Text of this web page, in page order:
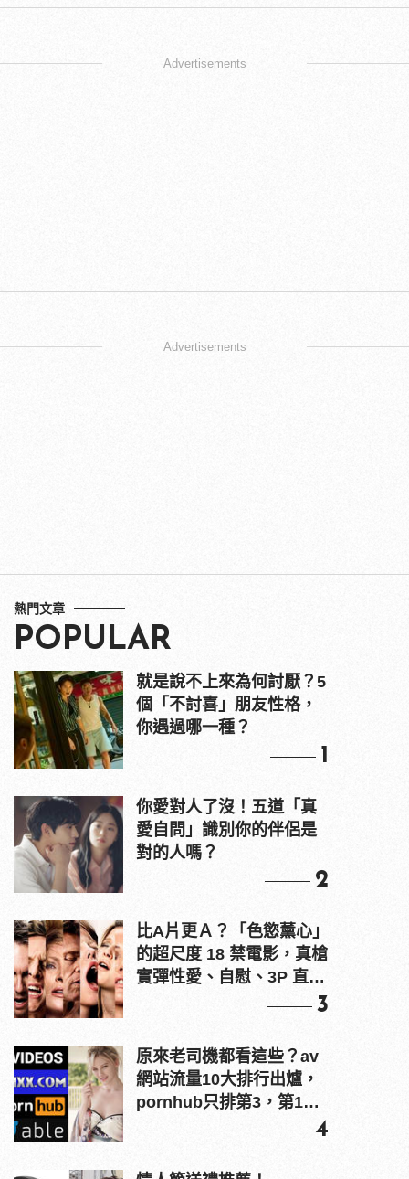
Advertisements
Advertisements
熱門文章
POPULAR
就是說不上來為何討厭？5
個「不討喜」朋友性格，
你遇過哪一種？
1
你愛對人了沒！五道「真
愛自問」識別你的伴侶是
對的人嗎？
2
比A片更Ａ？「色慾薰心」
的超尺度 18 禁電影，真槍
實彈性愛、自慰、3P 直接
3
原來老司機都看這些？av
網站流量10大排行出爐，
pornhub只排第3，第1名
4